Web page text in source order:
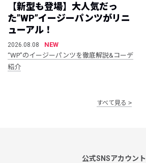
【新型も登場】大人気だっ
た”WP”イージーパンツがリニ
ューアル！
2026.08.08
NEW
“WP”のイージーパンツを徹底解説&コーデ
紹介
すべて見る
公式SNSアカウント